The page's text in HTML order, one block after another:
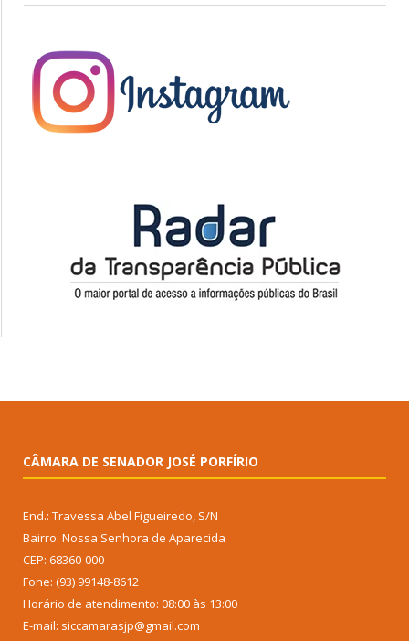
CÂMARA DE SENADOR JOSÉ PORFÍRIO
End.: Travessa Abel Figueiredo, S/N
Bairro: Nossa Senhora de Aparecida
CEP: 68360-000
Fone: (93) 99148-8612
Horário de atendimento: 08:00 às 13:00
E-mail: siccamarasjp@gmail.com